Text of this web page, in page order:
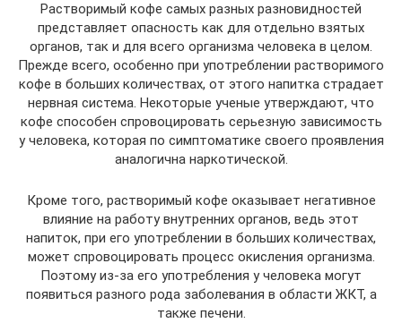
Растворимый кофе самых разных разновидностей
представляет опасность как для отдельно взятых
органов, так и для всего организма человека в целом.
Прежде всего, особенно при употреблении растворимого
кофе в больших количествах, от этого напитка страдает
нервная система. Некоторые ученые утверждают, что
кофе способен спровоцировать серьезную зависимость
у человека, которая по симптоматике своего проявления
аналогична наркотической.
Кроме того, растворимый кофе оказывает негативное
влияние на работу внутренних органов, ведь этот
напиток, при его употреблении в больших количествах,
может спровоцировать процесс окисления организма.
Поэтому из-за его употребления у человека могут
появиться разного рода заболевания в области ЖКТ, а
также печени.